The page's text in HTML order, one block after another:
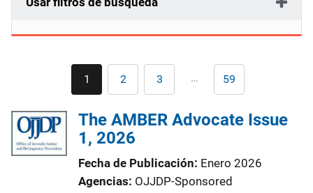
Paginación
Página
actual
1 Página
2 Página
3 … Última
página
59
The AMBER Advocate Issue
1, 2026
Fecha de Publicación Enero 2026
Agencias OJJDP-Sponsored